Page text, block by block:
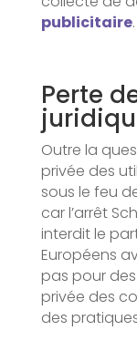
publicitaire.
Perte
Outre la
privée des
sous le feu
car l’arrêt
interdit le
Européens
pas pour
privée des
des